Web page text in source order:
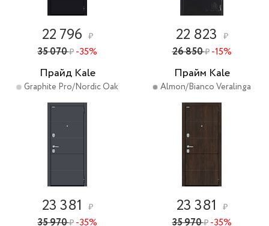
22 796 ₽
35 070₽ -35%
22 823 ₽
26 850₽ -15%
Прайд Kale
Graphite Pro/Nordic Oak
23 381 ₽
35 970₽ -35%
Прайм Kale
Almon/Bianco Veralinga
23 381 ₽
35 970₽ -35%